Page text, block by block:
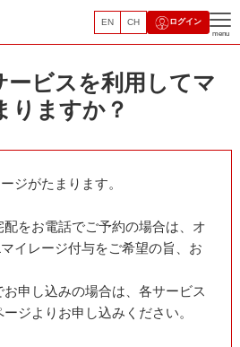
EN CH ログイン
menu
ービスを利用してマ
りますか？
ジがたまります。
をお電話でご予約の場合は、オ
イレージ付与をご希望の旨、お
申し込みの場合は、各サービス
ジよりお申し込みください。